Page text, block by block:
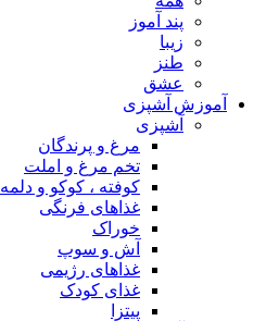
پند آموز
زیبا
طنز
عشق
آموزش آشپزی
آشپزی
مرغ و پرندگان
تخم مرغ و املت
کوفته ، کوکو و دلمه
غذاهای فرنگی
خوراک
آش و سوپ
غذاهای رژیمی
غذای کودک
پیتزا